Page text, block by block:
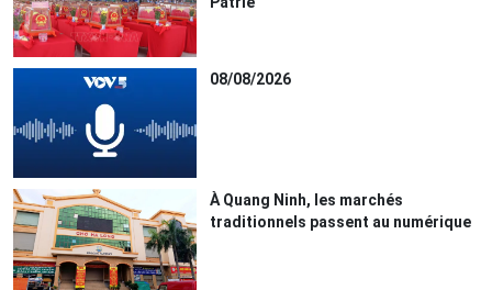
08/08/2026
À Quang Ninh, les marchés
traditionnels passent au numérique